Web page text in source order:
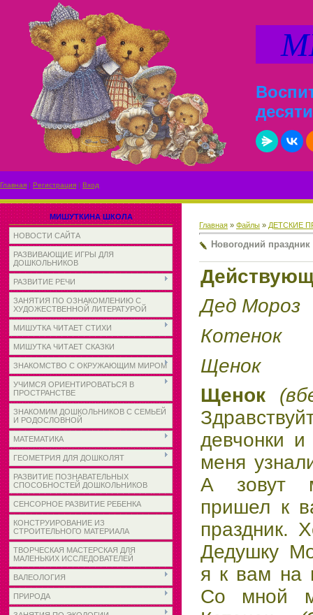
Главная | Регистрация | Вход
МИШУТКИНА ШКОЛА
НОВОСТИ САЙТА
РАЗВИВАЮЩИЕ ИГРЫ ДЛЯ
ДОШКОЛЬНИКОВ
РАЗВИТИЕ РЕЧИ
ЗАНЯТИЯ ПО ОЗНАКОМЛЕНИЮ С
ХУДОЖЕСТВЕННОЙ ЛИТЕРАТУРОЙ
МИШУТКА ЧИТАЕТ СТИХИ
МИШУТКА ЧИТАЕТ СКАЗКИ
ЗНАКОМСТВО С ОКРУЖАЮЩИМ МИРОМ
УЧИМСЯ ОРИЕНТИРОВАТЬСЯ В
ПРОСТРАНСТВЕ
ЗНАКОМИМ ДОШКОЛЬНИКОВ С СЕМЬЕЙ
И РОДОСЛОВНОЙ
МАТЕМАТИКА
ГЕОМЕТРИЯ ДЛЯ ДОШКОЛЯТ
РАЗВИТИЕ ПОЗНАВАТЕЛЬНЫХ
СПОСОБНОСТЕЙ ДОШКОЛЬНИКОВ
СЕНСОРНОЕ РАЗВИТИЕ РЕБЕНКА
КОНСТРУИРОВАНИЕ ИЗ
СТРОИТЕЛЬНОГО МАТЕРИАЛА
ТВОРЧЕСКАЯ МАСТЕРСКАЯ ДЛЯ
МАЛЕНЬКИХ ИССЛЕДОВАТЕЛЕЙ
ВАЛЕОЛОГИЯ
ПРИРОДА
Главная » Файлы » ДЕТСКИЕ
Новогодний
Дед Мороз
Котенок
Щенок
Щенок
девчонки
меня
А зовут
пришел к
праздник.
Дедушку
я к вам на
Со мной